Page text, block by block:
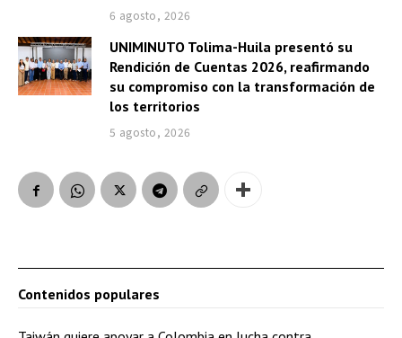
6 agosto, 2026
UNIMINUTO Tolima-Huila presentó su
Rendición de Cuentas 2026, reafirmando
su compromiso con la transformación de
los territorios
5 agosto, 2026
Contenidos populares